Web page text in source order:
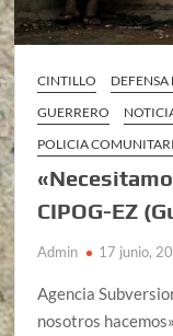
CINTILLO
GUERRERO
POLICIA
CIPOG-EZ
Admin 17 junio,
Agencia
nosotros